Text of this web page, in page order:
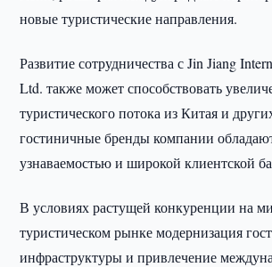
новые туристические направления.
Развитие сотрудничества с Jin Jiang
Ltd. также может способствовать
туристического потока из Китая и
гостиничные бренды компании
узнаваемостью и широкой клиентской
В условиях растущей конкуренции на
туристическом рынке модернизация
инфраструктуры и привлечение